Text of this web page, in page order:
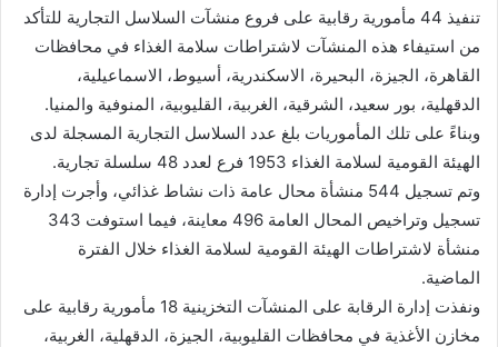
تنفيذ 44 مأمورية رقابية على فروع منشآت السلاسل التجارية للتأكد
من استيفاء هذه المنشآت لاشتراطات سلامة الغذاء في محافظات
القاهرة، الجيزة، البحيرة، الاسكندرية، أسيوط، الاسماعيلية،
الدقهلية، بور سعيد، الشرقية، الغربية، القليوبية، المنوفية والمنيا.
وبناءً على تلك المأموريات بلغ عدد السلاسل التجارية المسجلة لدى
الهيئة القومية لسلامة الغذاء 1953 فرع لعدد 48 سلسلة تجارية.
وتم تسجيل 544 منشأة محال عامة ذات نشاط غذائي، وأجرت إدارة
تسجيل وتراخيص المحال العامة 496 معاينة، فيما استوفت 343
منشأة لاشتراطات الهيئة القومية لسلامة الغذاء خلال الفترة
الماضية.
ونفذت إدارة الرقابة على المنشآت التخزينية 18 مأمورية رقابية على
مخازن الأغذية في محافظات القليوبية، الجيزة، الدقهلية، الغربية،